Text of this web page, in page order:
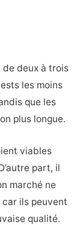
de deux à trois
les moins
que les
plus longue.
viables
part, il
marché ne
ils peuvent
qualité.